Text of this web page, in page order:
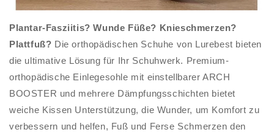
Plantar-Fasziitis? Wunde Füße? Knieschmerzen?
Plattfuß? Die orthopädischen Schuhe von Lurebest bieten
die ultimative Lösung für Ihr Schuhwerk. Premium-
orthopädische Einlegesohle mit einstellbarer ARCH
BOOSTER und mehrere Dämpfungsschichten bietet
weiche Kissen Unterstützung, die Wunder, um Komfort zu
verbessern und helfen, Fuß und Ferse Schmerzen den